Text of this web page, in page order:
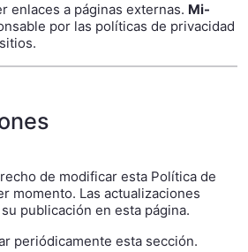
enlaces a páginas externas. Mi-
por las políticas de privacidad
de modificar esta Política de
momento. Las actualizaciones
publicación en esta página.
periódicamente esta sección.